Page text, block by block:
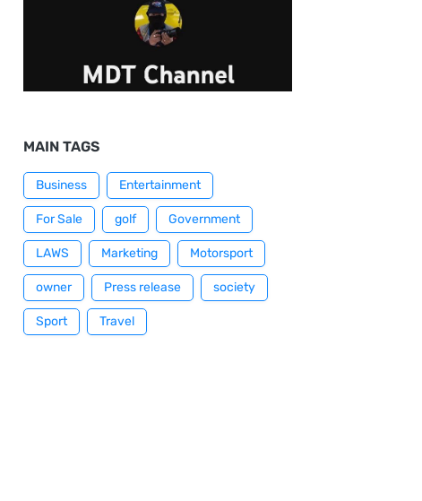
MAIN TAGS
Business Entertainment
For Sale golf Government
LAWS Marketing Motorsport
owner Press release society
Sport Travel